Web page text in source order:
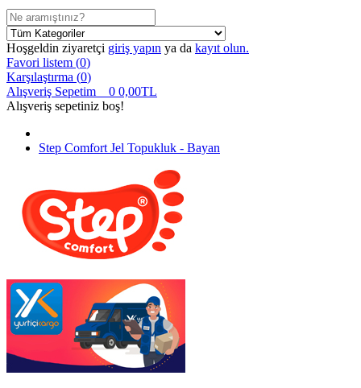
Hoşgeldin ziyaretçi giriş yapın ya da kayıt olun.
Favori listem (0)
Karşılaştırma (0)
Alışveriş Sepetim
0 0,00TL
Alışveriş sepetiniz boş!
Step Comfort Jel Topukluk - Bayan